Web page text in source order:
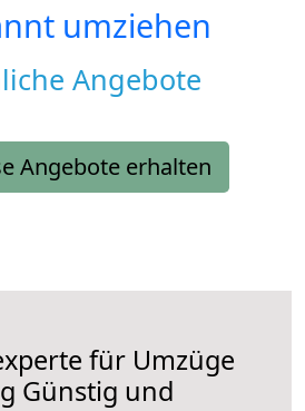
umziehen
Angebote
Angebote erhalten
für Umzüge
Günstig und